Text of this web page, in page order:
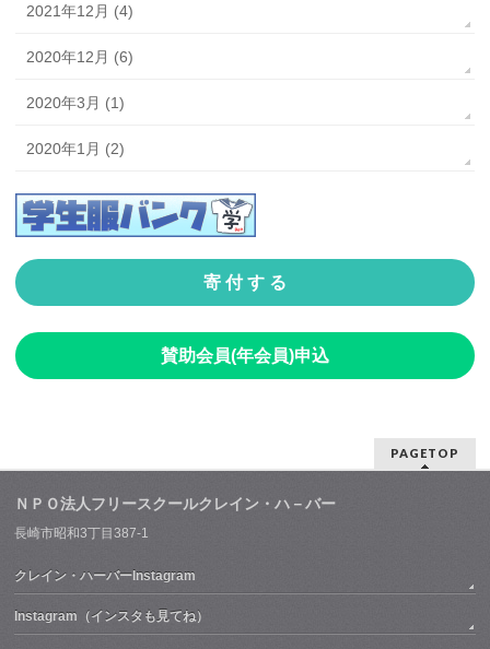
2021年12月 (4)
2020年12月 (6)
2020年3月 (1)
2020年1月 (2)
寄 付 す る
賛助会員(年会員)申込
PAGETOP
ＮＰＯ法人フリースクールクレイン・ハ－バー
長崎市昭和3丁目387-1
クレイン・ハーバーInstagram
Instagram（インスタも見てね）